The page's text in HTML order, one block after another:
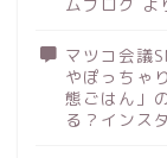
マツコ会議
やぽっちゃ
態ごはん」
る？インス